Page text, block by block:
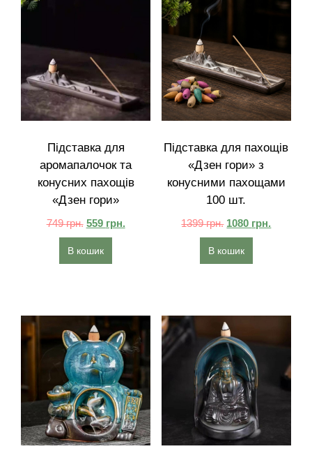
Підставка для
аромапалочок та
конусних пахощів
«Дзен гори»
749грн. 559 грн.
В кошик
Підставка для пахощів
«Дзен гори» з
конусними пахощами
100 шт.
1399грн. 1080 грн.
В кошик